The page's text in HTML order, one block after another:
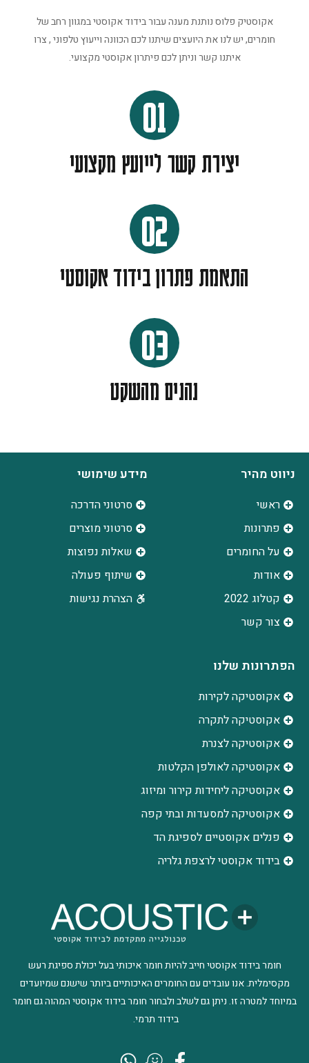
אקוסטיק פלוס נותנת מענה עבור בידוד אקוסטי במגוון רחב של
חומרים, יש לנו את היועצים שיתנו לכם הכוונה וייעוץ טלפוני , צרו
איתנו קשר וניתן לכם פיתרון אקוסטי מקצועי.
01
יצירת קשר לייועץ מקצועי
02
התאמת פתרון בידוד אקוסטי
03
נהנים מהשקט
חומר בידוד אקוסטי חייב להיות חומר איכותי בעל יכולת ספיגת רעש
מקסימלית. אנו עובדים עם החומרים האיכותיים ביותר שישנם שמיועדים
במיוחד למטרה זו. ניתן גם לשלב ולבחור חומר בידוד אקוסטי המהוה גם חומר
בידוד תרמי.
ניווט מהיר
ראשי
פתרונות
על החומרים
אודות
קטלוג 2022
צור קשר
מידע שימושי
סרטוני הדרכה
סרטוני מוצרים
שאלות נפוצות
שיתוף פעולה
הצהרת נגישות
הפתרונות שלנו
אקוסטיקה לקירות
אקוסטיקה לתקרה
אקוסטיקה לצנרת
אקוסטיקה לאולפן הקלטות
‫אקוסטיקה ליחידות קירור ומיזוג
אקוסטיקה למסעדות ובתי קפה
פנלים אקוסטיים לספיגת הד
בידוד אקוסטי לרצפת גלריה